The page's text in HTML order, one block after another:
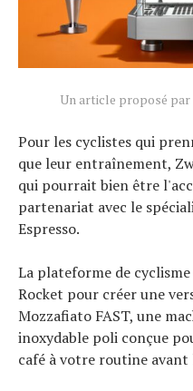
Un article proposé par
Pour les cyclistes qui
que leur entraînement,
qui pourrait bien être
partenariat avec le
Espresso.
La plateforme de cyclisme
Rocket pour créer une
Mozzafiato FAST, une
inoxydable poli conçue
café à votre routine avant
À propos